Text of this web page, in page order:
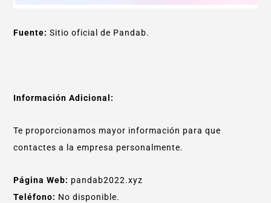
Fuente: Sitio oficial de Pandab.
Información Adicional:
Te proporcionamos mayor información para que
contactes a la empresa personalmente.
Página Web: pandab2022.xyz
Teléfono: No disponible.